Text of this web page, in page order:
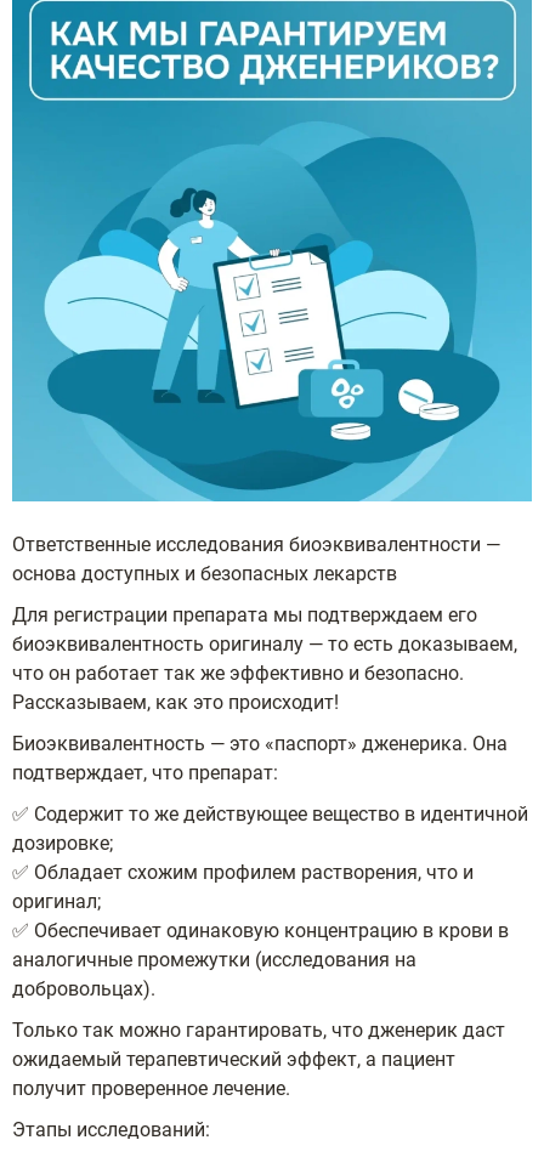
Ответственные исследования биоэквивалентности —
основа доступных и безопасных лекарств
Для регистрации препарата мы подтверждаем его
биоэквивалентность оригиналу — то есть доказываем,
что он работает так же эффективно и безопасно.
Рассказываем, как это происходит!
Биоэквивалентность — это «паспорт» дженерика. Она
подтверждает, что препарат:
✅ Содержит то же действующее вещество в идентичной
дозировке;
✅ Обладает схожим профилем растворения, что и
оригинал;
✅ Обеспечивает одинаковую концентрацию в крови в
аналогичные промежутки (исследования на
добровольцах).
Только так можно гарантировать, что дженерик даст
ожидаемый терапевтический эффект, а пациент
получит проверенное лечение.
Этапы исследований: